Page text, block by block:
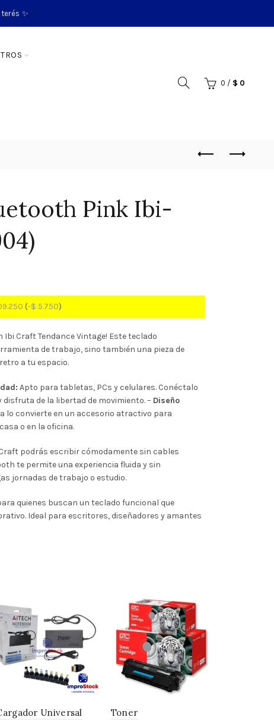
✨
0 / $ 0
Pink Ibi-
(-$ 5.750)
Ibi Craft Tendance Vintage! Este teclado
de trabajo, sino también una pieza de
a tu espacio.
Apto para tabletas, PCs y celulares. Conéctalo
de la libertad de movimiento. – Diseño
lo convierte en un accesorio atractivo para
o en la oficina.
podrás escribir cómodamente sin cables
te permite una experiencia fluida y sin
jornadas de trabajo o estudio.
quienes buscan un teclado funcional que
Ideal para escritores, diseñadores y amantes
¡Haz tu pedido ahora y transforma tu forma
y obtené envío gratis!
Universal
Toner